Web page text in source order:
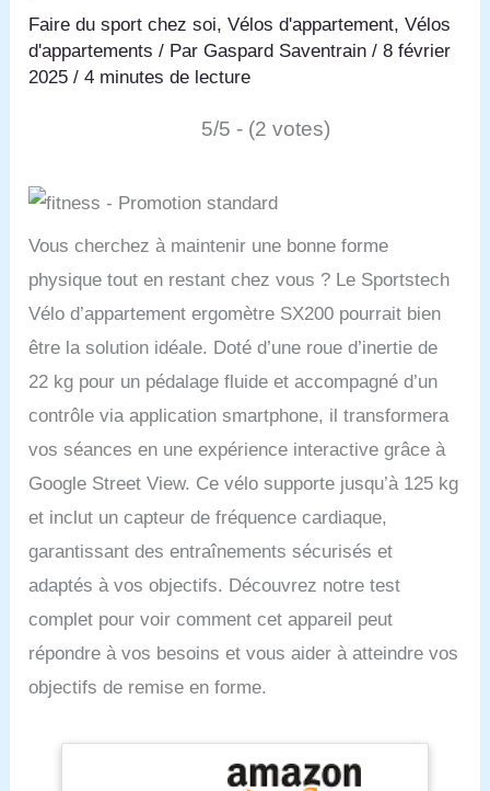
Faire du sport chez soi,Vélos d'appartement,Vélos
d'appartements / ParGaspard Saventrain/8 février
2025/4 minutes de lecture
5/5 - (2 votes)
Vous cherchez à maintenir une bonne forme
physique tout en restant chez vous ? Le Sportstech
Vélo d’appartement ergomètre SX200 pourrait bien
être la solution idéale. Doté d’une roue d’inertie de
22 kg pour un pédalage fluide et accompagné d’un
contrôle via application smartphone, il transformera
vos séances en une expérience interactive grâce à
Google Street View. Ce vélo supporte jusqu’à 125 kg
et inclut un capteur de fréquence cardiaque,
garantissant des entraînements sécurisés et
adaptés à vos objectifs. Découvrez notre test
complet pour voir comment cet appareil peut
répondre à vos besoins et vous aider à atteindre vos
objectifs de remise en forme.